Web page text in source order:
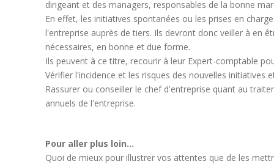
dirigeant et des managers, responsables de la bonne
En effet, les initiatives spontanées ou les prises en
l'entreprise auprès de tiers. Ils devront donc veiller à en
nécessaires, en bonne et due forme.
Ils peuvent à ce titre, recourir à leur Expert-comptable
Vérifier l'incidence et les risques des nouvelles initiatives
Rassurer ou conseiller le chef d'entreprise quant au
annuels de l'entreprise.
Pour aller plus loin…
Quoi de mieux pour illustrer vos attentes que de les